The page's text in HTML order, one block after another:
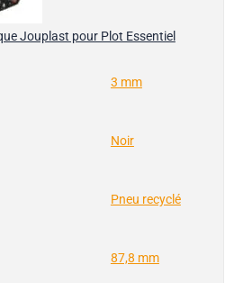
Jouplast pour Plot Essentiel
3 mm
Noir
Pneu recyclé
87,8 mm